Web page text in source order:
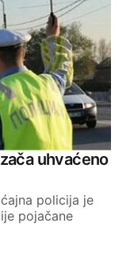
uhvaćeno
policija je
pojačane